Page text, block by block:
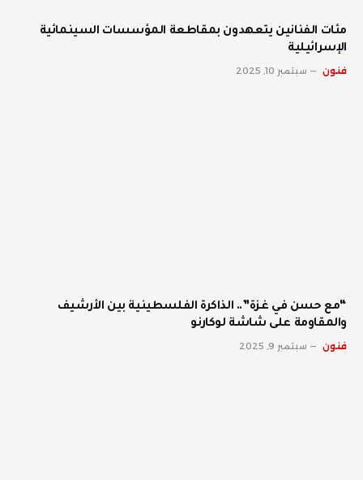
مئات الفنانين يتعهدون بمقاطعة المؤسسات السينمائية
الإسرائيلية
فنون سبتمبر 10, 2025
“مع حسن في غزة”.. الذاكرة الفلسطينية بين الأرشيف
والمقاومة على شاشة لوكارنو
فنون سبتمبر 9, 2025